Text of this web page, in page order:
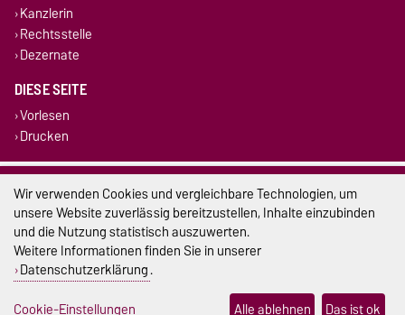
Kanzlerin
Rechtsstelle
Dezernate
DIESE SEITE
Vorlesen
Drucken
Impressum
Datenschutz
Barrierefreiheit
Cookie-Einstellungen
Wir verwenden Cookies und vergleichbare Technologien, um
unsere Website zuverlässig bereitzustellen, Inhalte einzubinden
und die Nutzung statistisch auszuwerten.
Weitere Informationen finden Sie in unserer
Datenschutzerklärung.
Cookie-Einstellungen
Alle ablehnen Das ist ok